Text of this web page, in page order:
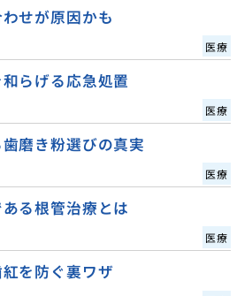
せが原因かも
医療
らげる応急処置
医療
磨き粉選びの真実
医療
る根管治療とは
医療
を防ぐ裏ワザ